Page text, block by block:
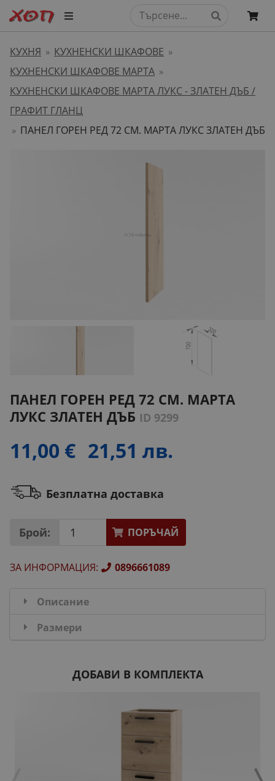
КУХНЯ » КУХНЕНСКИ ШКАФОВЕ »
КУХНЕНСКИ ШКАФОВЕ МАРТА »
КУХНЕНСКИ ШКАФОВЕ МАРТА ЛУКС - ЗЛАТЕН ДЪБ /
ГРАФИТ ГЛАНЦ
» ПАНЕЛ ГОРЕН РЕД 72 СМ. МАРТА ЛУКС ЗЛАТЕН ДЪБ
ПАНЕЛ ГОРЕН РЕД 72 СМ. МАРТА
ЛУКС ЗЛАТЕН ДЪБ ID 9299
11,00 € 21,51 лв.
Безплатна доставка
Брой: ПОРЪЧАЙ
ЗА ИНФОРМАЦИЯ: 0896661089
Описание
Размери
ДОБАВИ В КОМПЛЕКТА